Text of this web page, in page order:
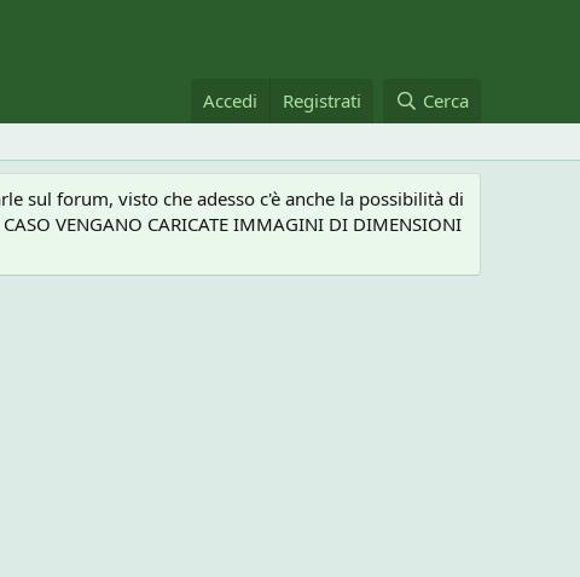
Accedi Registrati Cerca
sul forum, visto che adesso c'è anche la possibilità di
VENGANO CARICATE IMMAGINI DI DIMENSIONI